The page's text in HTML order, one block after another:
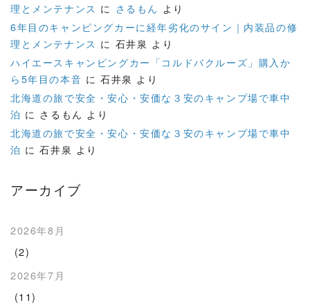
理とメンテナンス に さるもん より
6年目のキャンピングカーに経年劣化のサイン｜内装品の修
理とメンテナンス に 石井泉 より
ハイエースキャンピングカー「コルドバクルーズ」購入か
ら5年目の本音 に石井泉 より
北海道の旅で安全・安心・安価な３安のキャンプ場で車中
泊 に さるもん より
北海道の旅で安全・安心・安価な３安のキャンプ場で車中
泊 に石井泉 より
アーカイブ
2026年8月
(2)
2026年7月
(11)